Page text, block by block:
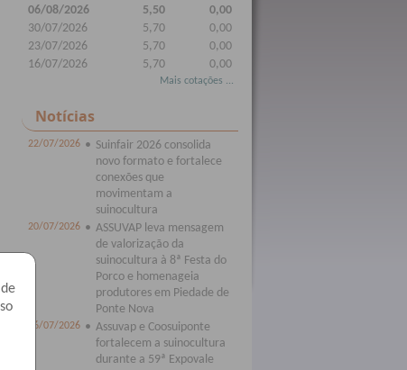
06/08/2026
5,50
0,00
30/07/2026
5,70
0,00
23/07/2026
5,70
0,00
16/07/2026
5,70 0,00
Mais cotações ...
Notícias
22/07/2026 • Suinfair 2026 consolida
novo formato e fortalece
conexões que
movimentam a
suinocultura
20/07/2026 • ASSUVAP leva mensagem
de valorização da
suinocultura à 8ª Festa do
Porco e homenageia
produtores em Piedade de
Ponte Nova
16/07/2026 • Assuvap e Coosuiponte
fortalecem a suinocultura
durante a 59ª Expovale